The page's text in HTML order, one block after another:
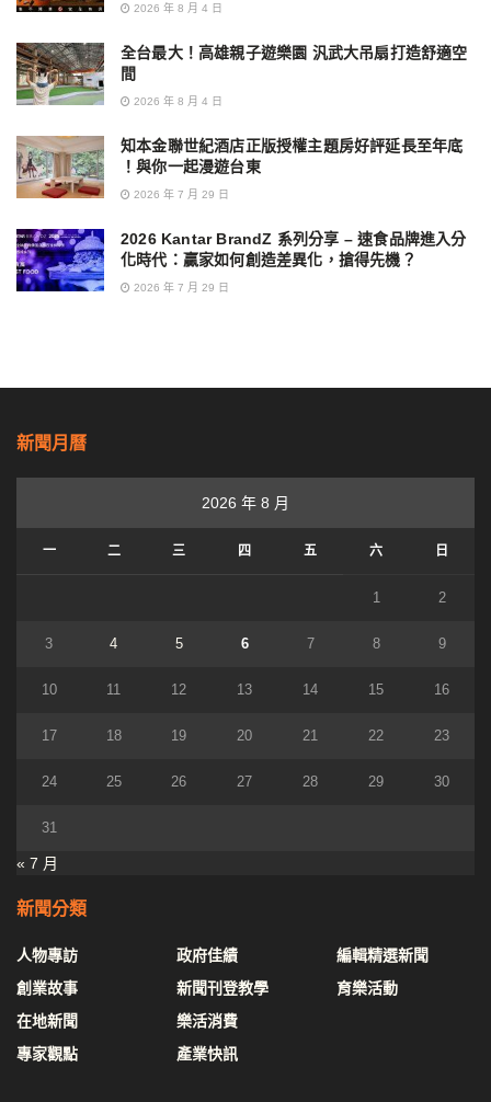
2026 年 8 月 4 日
全台最大！高雄親子遊樂園 汎武大吊扇打造舒適空
間
2026 年 8 月 4 日
知本金聯世紀酒店正版授權主題房好評延長至年底
！與你一起漫遊台東
2026 年 7 月 29 日
2026 Kantar BrandZ 系列分享 – 速食品牌進入分
化時代：贏家如何創造差異化，搶得先機？
2026 年 7 月 29 日
新聞月曆
2026 年 8 月
一 二 三 四 五 六 日
1 2
3 4 5 6 7 8 9
10 11 12 13 14 15 16
17 18 19 20 21 22 23
24 25 26 27 28 29 30
31
« 7 月
新聞分類
人物專訪
創業故事
在地新聞
專家觀點
政府佳績
新聞刊登教學
樂活消費
產業快訊
編輯精選新聞
育樂活動